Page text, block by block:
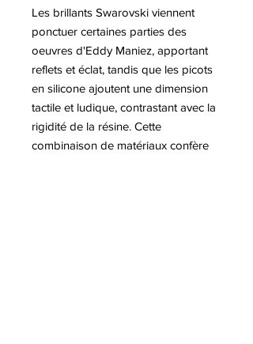
Les brillants Swarovski viennent
ponctuer certaines parties des
oeuvres d'Eddy Maniez, apportant
reflets et éclat, tandis que les picots
en silicone ajoutent une dimension
tactile et ludique, contrastant avec la
rigidité de la résine. Cette
combinaison de matériaux confère